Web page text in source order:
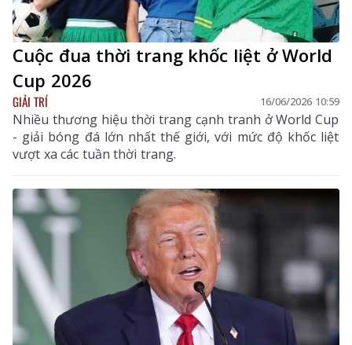
Cuộc đua thời trang khốc liệt ở World
Cup 2026
GIẢI TRÍ 16/06/2026 10:59
Nhiều thương hiệu thời trang cạnh tranh ở World Cup
- giải bóng đá lớn nhất thế giới, với mức độ khốc liệt
vượt xa các tuần thời trang.